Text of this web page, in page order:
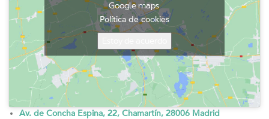
Google maps
Política de cookies
Av. de Concha Espina, 22, Chamartín, 28006 Madrid